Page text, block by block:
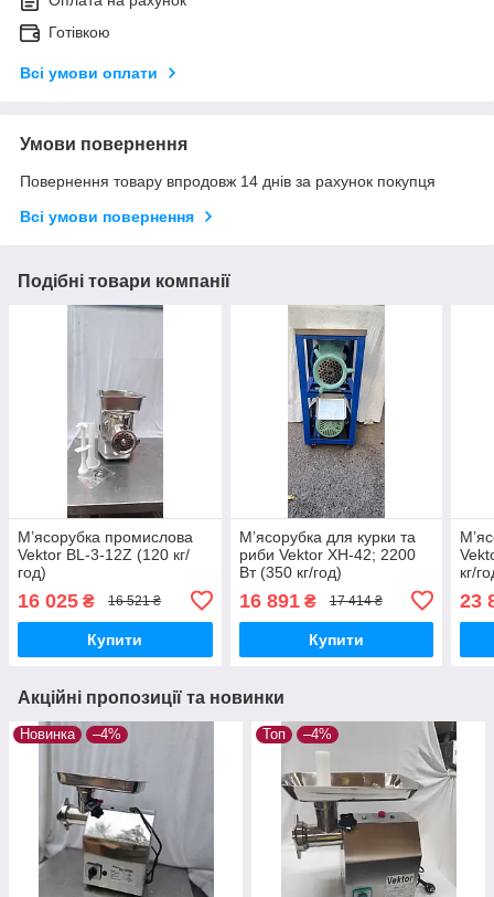
Готівкою
Всі умови оплати
Умови повернення
Повернення товару впродовж 14 днів за рахунок покупця
Всі умови повернення
Подібні товари компанії
М’ясорубка промислова
Vektor BL-3-12Z (120 кг/
год)
16 025 ₴ 16 521 ₴
Купити
М’ясорубка для курки та
риби Vektor XH-42; 2200
Вт (350 кг/год)
16 891₴ 17 414 ₴
Купити
кг/
23
Акційні пропозиції та новинки
Новинка –4% Топ –4%